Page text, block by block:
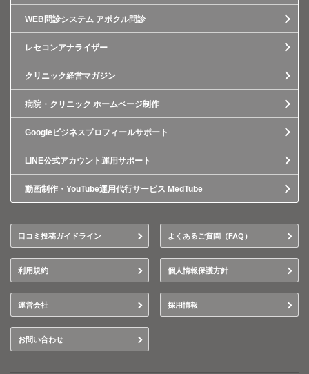
WEB問診システム アポクル問診
レセコンアナライザー
クリニック経営マガジン
病院・クリニック ホームページ制作
Googleビジネスプロフィールサポート
LINE公式アカウント運用サポート
動画制作・YouTube運用代行サービス MedTube
口コミ投稿ガイドライン よくあるご質問（FAQ）
利用規約 個人情報保護方針
運営会社 採用情報
お問い合わせ